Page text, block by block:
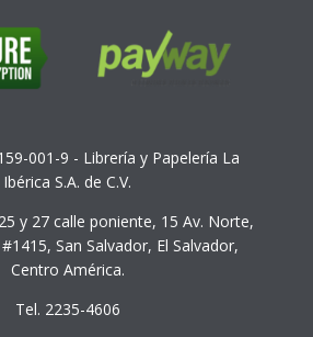
001-9 - Librería y Papelería La
Ibérica S.A. de C.V.
y 27 calle poniente, 15 Av. Norte,
San Salvador, El Salvador,
Centro América.
Tel. 2235-4606